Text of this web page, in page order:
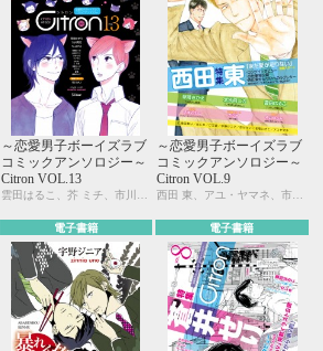
～恋愛男子ボーイズラブ
コミックアンソロジー～
Citron VOL.13
～恋愛男子ボーイズラブ
コミックアンソロジー～
Citron VOL.9
西田 東、アユ・ヤマネ、市川けい、今井ゆうみ、宇野ジニア、えすとえむ、カシオ、北別府ニカ、草間さかえ、雲田はるこ、汀 万里、名取いさと、仁茂田あい、はにわ
電子書籍 電子書籍